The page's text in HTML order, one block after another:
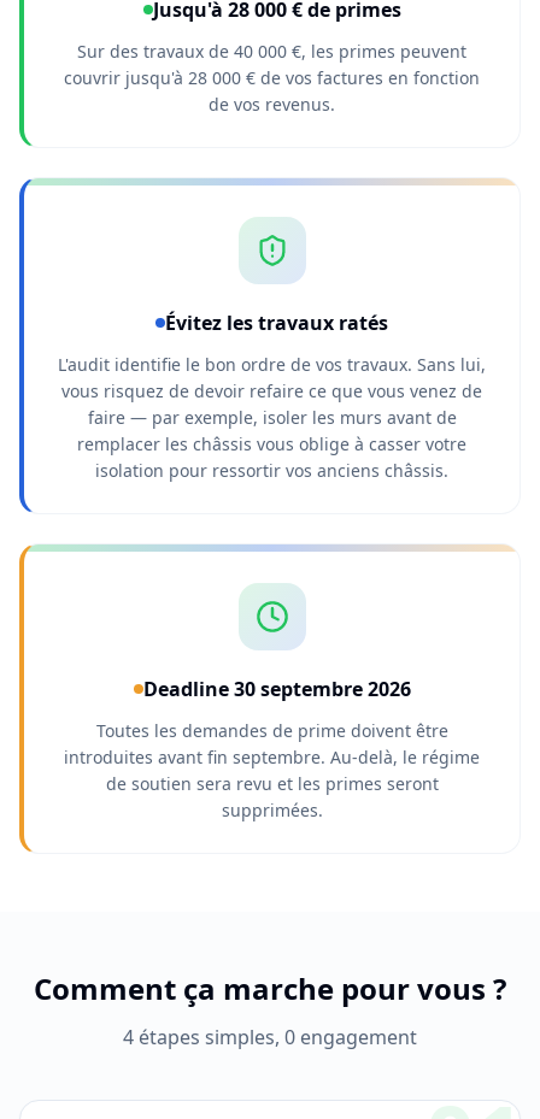
Jusqu'à 28 000 € de primes
Sur des travaux de 40 000 €, les primes peuvent
couvrir jusqu'à 28 000 € de vos factures en fonction
de vos revenus.
Évitez les travaux ratés
L'audit identifie le bon ordre de vos travaux. Sans lui,
vous risquez de devoir refaire ce que vous venez de
faire — par exemple, isoler les murs avant de
remplacer les châssis vous oblige à casser votre
isolation pour ressortir vos anciens châssis.
Deadline 30 septembre 2026
Toutes les demandes de prime doivent être
introduites avant fin septembre. Au-delà, le régime
de soutien sera revu et les primes seront
supprimées.
Comment ça marche pour vous ?
4 étapes simples, 0 engagement